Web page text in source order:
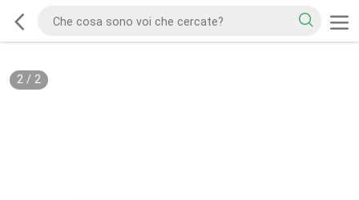
2/ 2